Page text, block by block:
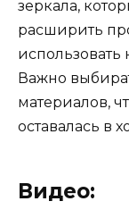
зеркала,
расширить
Важно
материалов,
оставалась в
Видео: